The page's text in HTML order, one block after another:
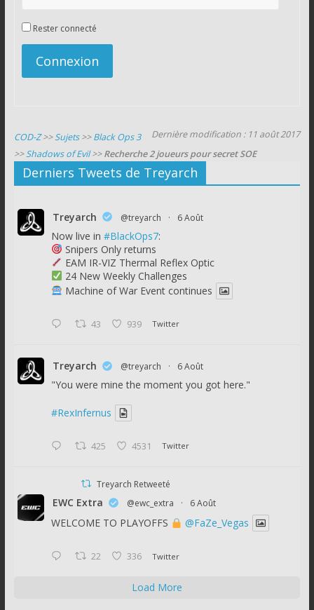
Rester connecté
Connexion
Dernière modification : 11 août 2017
COD-Z>>Sujets>>Black Ops 3
>>Shadows of Evil>>Recherche 2 joueurs pour secret SOE
Derniers Tweets de Treyarch
Treyarch @treyarch · 6 Août
Now live in #BlackOps7:
Snipers Only returns
EAM IR-VIZ Thermal Reflex Optic
24 New Weekly Challenges
Machine of War Event continues
43 939 Twitter
Treyarch @treyarch · 6 Août
"You were mine the moment you got here."
#RexInfernus
425 4531 Twitter
Treyarch Retweeté
EWC Extra @ewc_extra · 6 Août
WELCOME TO PLAYOFFS @FaZe_Vegas
22 336 Twitter
Load More